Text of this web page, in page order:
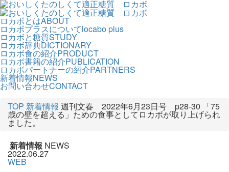
ロカボとはABOUT
ロカボプラスについてlocabo plus
ロカボと糖質STUDY
ロカボ辞典DICTIONARY
ロカボ食の紹介PRODUCT
ロカボ書籍の紹介PUBLICATION
ロカボパートナーの紹介PARTNERS
新着情報NEWS
お問い合わせCONTACT
TOP 新着情報 週刊文春 2022年6月23日号 p28-30 「75
歳の壁を超える」ための食事としてロカボが取り上げられ
ました。
新着情報 NEWS
2022.06.27
WEB